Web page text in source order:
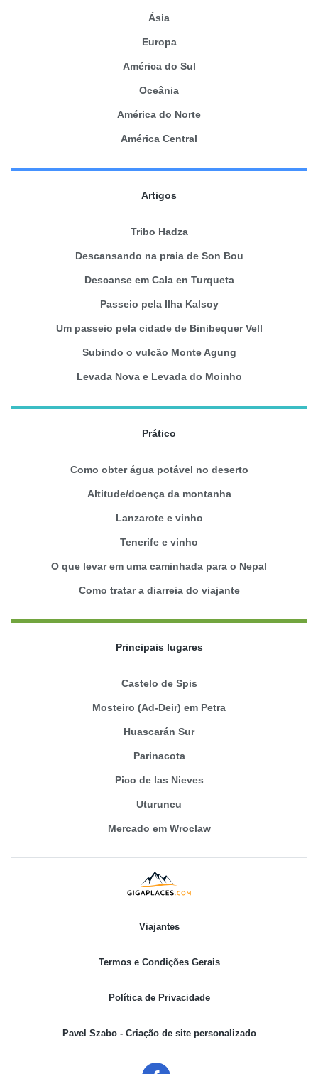
Ásia
Europa
América do Sul
Oceânia
América do Norte
América Central
Artigos
Tribo Hadza
Descansando na praia de Son Bou
Descanse em Cala en Turqueta
Passeio pela Ilha Kalsoy
Um passeio pela cidade de Binibequer Vell
Subindo o vulcão Monte Agung
Levada Nova e Levada do Moinho
Prático
Como obter água potável no deserto
Altitude/doença da montanha
Lanzarote e vinho
Tenerife e vinho
O que levar em uma caminhada para o Nepal
Como tratar a diarreia do viajante
Principais lugares
Castelo de Spis
Mosteiro (Ad-Deir) em Petra
Huascarán Sur
Parinacota
Pico de las Nieves
Uturuncu
Mercado em Wroclaw
Viajantes
Termos e Condições Gerais
Política de Privacidade
Pavel Szabo - Criação de site personalizado